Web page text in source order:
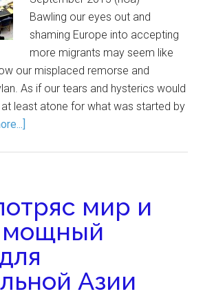
Bawling our eyes out and
shaming Europe into accepting
more migrants may seem like
our misplaced remorse and
As if our tears and hysterics would
least atone for what was started by
мир и
мощный
Азии